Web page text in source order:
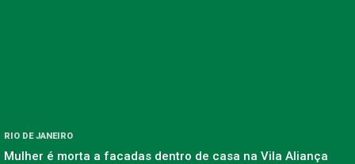
RIO DE JANEIRO
Mulher é morta a facadas dentro de casa na Vila Aliança